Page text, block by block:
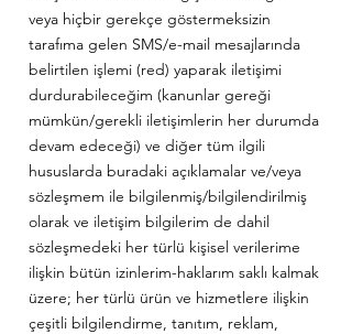
veya hiçbir gerekçe göstermeksizin
tarafıma gelen SMS/e-mail mesajlarında
belirtilen işlemi (red) yaparak iletişimi
durdurabileceğim (kanunlar gereği
mümkün/gerekli iletişimlerin her durumda
devam edeceği) ve diğer tüm ilgili
hususlarda buradaki açıklamalar ve/veya
sözleşmem ile bilgilenmiş/bilgilendirilmiş
olarak ve iletişim bilgilerim de dahil
sözleşmedeki her türlü kişisel verilerime
ilişkin bütün izinlerim-haklarım saklı kalmak
üzere; her türlü ürün ve hizmetlere ilişkin
çeşitli bilgilendirme, tanıtım, reklam,